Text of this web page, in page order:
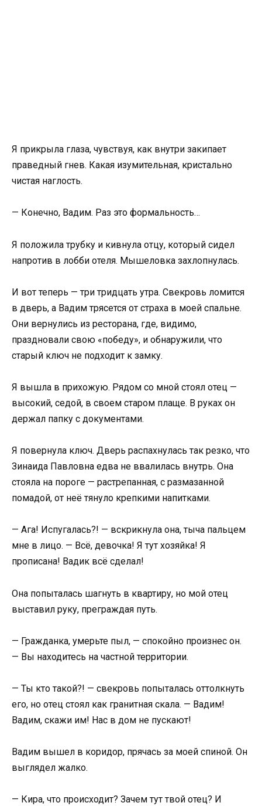
Я прикрыла глаза, чувствуя, как внутри закипает
праведный гнев. Какая изумительная, кристально
чистая наглость.
— Конечно, Вадим. Раз это формальность…
Я положила трубку и кивнула отцу, который сидел
напротив в лобби отеля. Мышеловка захлопнулась.
И вот теперь — три тридцать утра. Свекровь ломится
в дверь, а Вадим трясется от страха в моей спальне.
Они вернулись из ресторана, где, видимо,
праздновали свою «победу», и обнаружили, что
старый ключ не подходит к замку.
Я вышла в прихожую. Рядом со мной стоял отец —
высокий, седой, в своем старом плаще. В руках он
держал папку с документами.
Я повернула ключ. Дверь распахнулась так резко, что
Зинаида Павловна едва не ввалилась внутрь. Она
стояла на пороге — растрепанная, с размазанной
помадой, от неё тянуло крепкими напитками.
— Ага! Испугалась?! — вскрикнула она, тыча пальцем
мне в лицо. — Всё, девочка! Я тут хозяйка! Я
прописана! Вадик всё сделал!
Она попыталась шагнуть в квартиру, но мой отец
выставил руку, преграждая путь.
— Гражданка, умерьте пыл, — спокойно произнес он.
— Вы находитесь на частной территории.
— Ты кто такой?! — свекровь попыталась оттолкнуть
его, но отец стоял как гранитная скала. — Вадим!
Вадим, скажи им! Нас в дом не пускают!
Вадим вышел в коридор, прячась за моей спиной. Он
выглядел жалко.
— Кира, что происходит? Зачем тут твой отец? И